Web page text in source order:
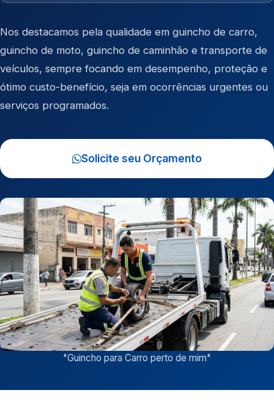
Nos destacamos pela qualidade em guincho de carro,
guincho de moto, guincho de caminhão e transporte de
veículos, sempre focando em desempenho, proteção e
ótimo custo-benefício, seja em ocorrências urgentes ou
serviços programados.
Solicite seu Orçamento
"Guincho para Carro perto de mim"